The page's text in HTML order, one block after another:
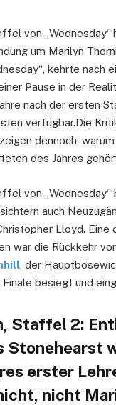
von „Wednesday“
um Marilyn
kehrte nach
Pause in der
nach der ersten
verfügbar.Die
dennoch,
des Jahres
von
auch
Lloyd. Eine
war die Rückkehr
, der
besiegt und
Staffel 2:
Stonehearst
erster
nicht